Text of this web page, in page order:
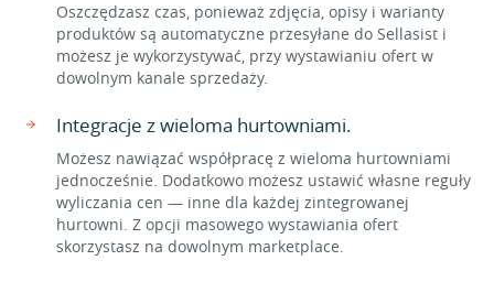
Oszczędzasz czas, ponieważ zdjęcia, opisy i warianty
produktów są automatyczne przesyłane do Sellasist i
możesz je wykorzystywać, przy wystawianiu ofert w
dowolnym kanale sprzedaży.
Integracje z wieloma hurtowniami.
Możesz nawiązać współpracę z wieloma hurtowniami
jednocześnie. Dodatkowo możesz ustawić własne reguły
wyliczania cen — inne dla każdej zintegrowanej
hurtowni. Z opcji masowego wystawiania ofert
skorzystasz na dowolnym marketplace.